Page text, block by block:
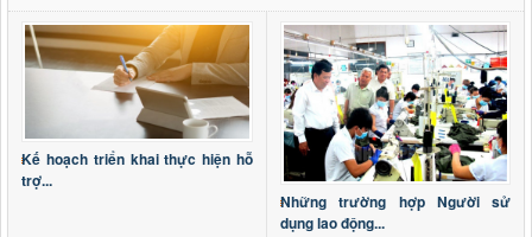
Kế hoạch triển khai thực hiện hỗ
trợ...
Những trường hợp Người sử
dụng lao động...